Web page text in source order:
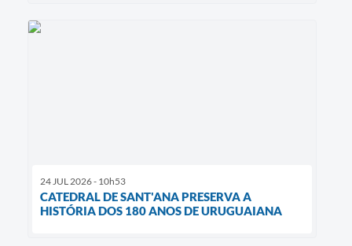
24 JUL 2026 - 10h53
CATEDRAL DE SANT'ANA PRESERVA A
HISTÓRIA DOS 180 ANOS DE URUGUAIANA